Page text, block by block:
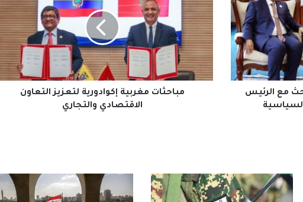
مع الرئيس
إكوادورية
لتعزيز
التعاون
الاقتصادي
والتجاري
مباحثات مغربية إكوادورية لتعزيز التعاون
الاقتصادي والتجاري